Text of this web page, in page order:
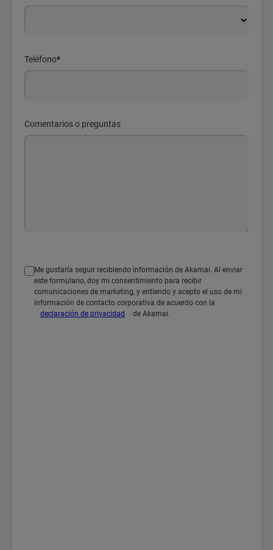
*
Teléfono
Comentarios o preguntas
Me gustaría seguir recibiendo información de Akamai. Al enviar
este formulario, doy mi consentimiento para recibir
comunicaciones de marketing, y entiendo y acepto el uso de mi
información de contacto corporativa de acuerdo con la
declaración de privacidad
de Akamai.